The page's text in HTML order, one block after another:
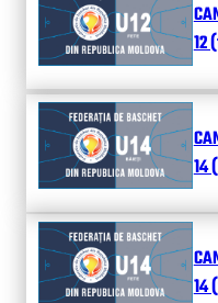
12
14
14